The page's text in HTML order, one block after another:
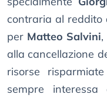
contraria al reddito
per Matteo Salvini,
alla cancellazione
risorse
sempre